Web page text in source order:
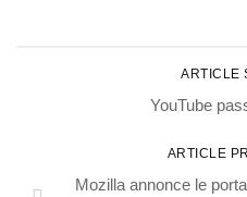
ARTICLE
YouTube
ARTICLE
Mozilla annonce le